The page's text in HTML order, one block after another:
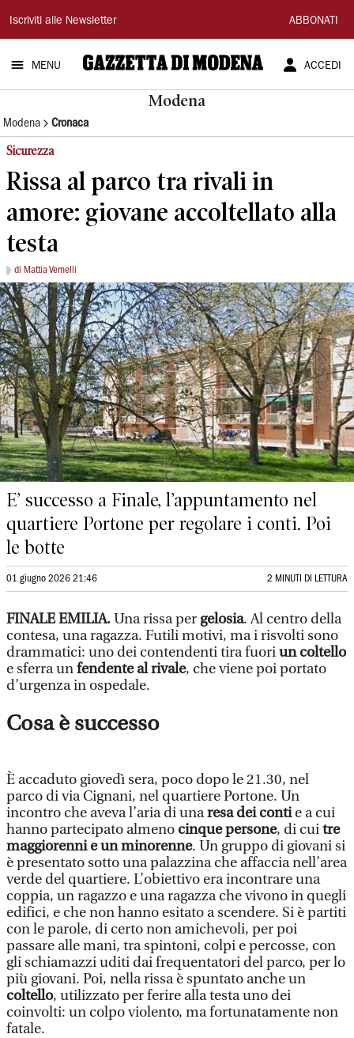
Gazzetta
di
Modena
Iscriviti alle Newsletter ABBONATI
MENU ACCEDI
Modena
Modena Cronaca
Sicurezza
Rissa al parco tra rivali in
amore: giovane accoltellato alla
testa
di Mattia Vernelli
E’ successo a Finale, l’appuntamento nel
quartiere Portone per regolare i conti. Poi
le botte
01 giugno 2026 21:46 2 MINUTI DI LETTURA
FINALE EMILIA.Una rissa per gelosia. Al centro della
contesa, una ragazza. Futili motivi, ma i risvolti sono
drammatici: uno dei contendenti tira fuoriun coltello
e sferra unfendente al rivale, che viene poi portato
d’urgenza in ospedale.
Cosa è successo
È accaduto giovedì sera, poco dopo le 21.30, nel
parco di via Cignani, nel quartiere Portone. Un
incontro che aveva l’aria di unaresa dei contie a cui
hanno partecipato almeno cinque persone, di cuitre
maggiorenni e un minorenne. Un gruppo di giovani si
è presentato sotto una palazzina che affaccia nell’area
verde del quartiere. L’obiettivo era incontrare una
coppia, un ragazzo e una ragazza che vivono in quegli
edifici, e che non hanno esitato a scendere. Si è partiti
con le parole, di certo non amichevoli, per poi
passare alle mani, tra spintoni, colpi e percosse, con
gli schiamazzi uditi dai frequentatori del parco, per lo
più giovani. Poi, nella rissa è spuntato anche un
coltello, utilizzato per ferire alla testa uno dei
coinvolti: un colpo violento, ma fortunatamente non
fatale.